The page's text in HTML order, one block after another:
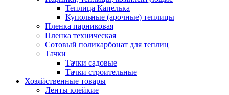
Теплица Капелька
Купольные (арочные) теплицы
Пленка парниковая
Пленка техническая
Сотовый поликарбонат для теплиц
Тачки
Тачки садовые
Тачки строительные
Хозяйственные товары
Ленты клейкие